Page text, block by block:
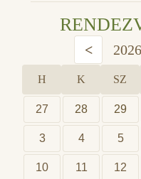
<
H K SZ
27 28 29
3 4 5
10 11 12